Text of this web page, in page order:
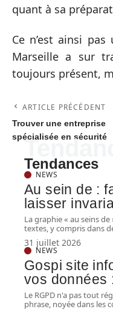
quant à sa
Ce n’est ainsi
Marseille a sur
toujours présent,
ARTICLE PRÉCÉDENT
Trouver une entreprise
spécialisée en sécurité
Tendances
NEWS
Au sein de :
laisser
La graphie « au seins
textes, y compris dans
31 juillet 2026
NEWS
Gospi site
vos données
Le RGPD n'a pas tout
phrase, noyée dans les